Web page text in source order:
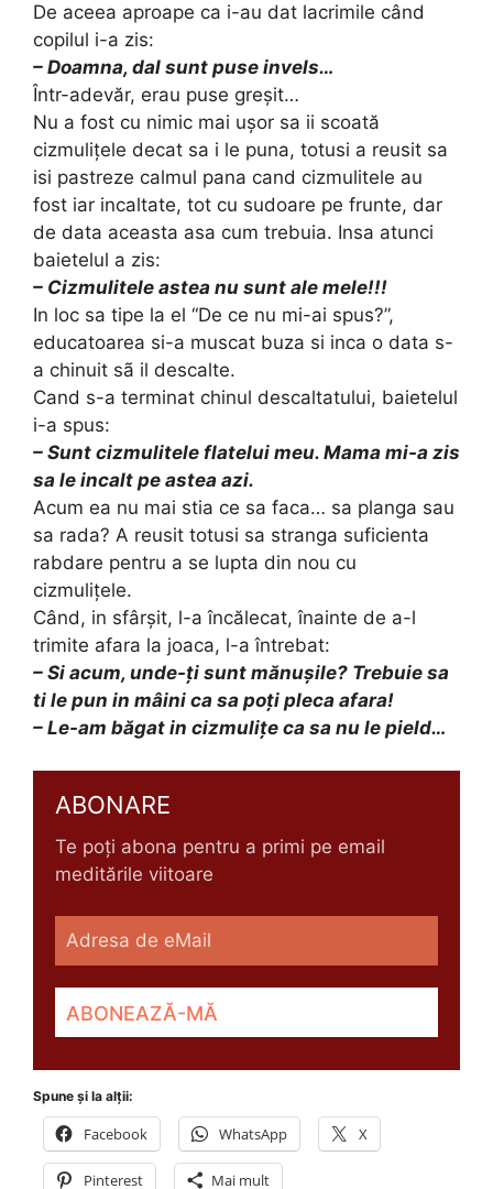
De aceea aproape ca i-au dat lacrimile când
copilul i-a zis:
– Doamna, dal sunt puse invels…
Într-adevăr, erau puse greşit…
Nu a fost cu nimic mai uşor sa ii scoată
cizmuliţele decat sa i le puna, totusi a reusit sa
isi pastreze calmul pana cand cizmulitele au
fost iar incaltate, tot cu sudoare pe frunte, dar
de data aceasta asa cum trebuia. Insa atunci
baietelul a zis:
– Cizmulitele astea nu sunt ale mele!!!
In loc sa tipe la el “De ce nu mi-ai spus?”,
educatoarea si-a muscat buza si inca o data s-
a chinuit sã il descalte.
Cand s-a terminat chinul descaltatului, baietelul
i-a spus:
– Sunt cizmulitele flatelui meu. Mama mi-a zis
sa le incalt pe astea azi.
Acum ea nu mai stia ce sa faca… sa planga sau
sa rada? A reusit totusi sa stranga suficienta
rabdare pentru a se lupta din nou cu
cizmuliţele.
Când, in sfârşit, l-a încălecat, înainte de a-l
trimite afara la joaca, l-a întrebat:
– Si acum, unde-ţi sunt mănuşile? Trebuie sa
ti le pun in mâini ca sa poţi pleca afara!
– Le-am băgat in cizmuliţe ca sa nu le pield…
ABONARE
Te poți abona pentru a primi pe email
meditările viitoare
Spune și la alții:
Facebook WhatsApp X
Pinterest Mai mult